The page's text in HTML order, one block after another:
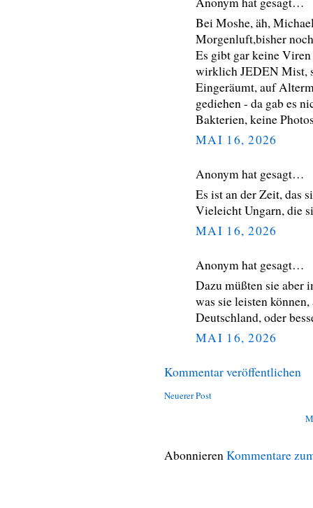
Bei Moshe, äh,
Morgenluft,bisher
Es gibt gar keine
wirklich JEDEN Mist,
Eingeräumt, auf
gediehen - da gab es
Bakterien, keine
MAI 16, 2026
Anonym hat gesagt…
Es ist an der Zeit, das
Vieleicht Ungarn, die
MAI 16, 2026
Anonym hat gesagt…
Dazu müßten sie aber
was sie leisten
Deutschland, oder
MAI 16, 2026
Kommentar veröffentlichen
Neuerer Post
AbonnierenKommentare